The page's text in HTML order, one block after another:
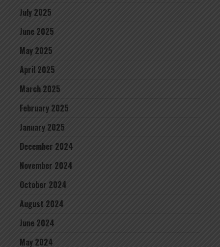
July 2025
June 2025
May 2025
April 2025
March 2025
February 2025
January 2025
December 2024
November 2024
October 2024
August 2024
June 2024
May 2024